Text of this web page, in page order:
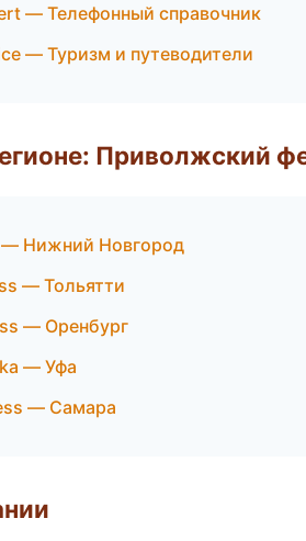
— Телефонный справочник
— Туризм и путеводители
Приволжский
Нижний Новгород
— Тольятти
— Оренбург
— Уфа
— Самара